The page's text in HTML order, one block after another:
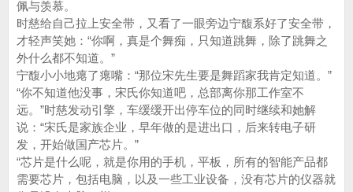
佩与羡慕。
时慈给自己拉上安全带，又看了一眼旁边宁馥系好了安全带，
才轻声笑她：“你啊，真是个舞痴，只知道跳舞，除了跳舞之
外什么都不知道。”
宁馥小小地瘪了瘪嘴：“那位宋先生要是舞蹈家我肯定知道。”
“你不知道他没事，宋氏你知道吧，总部离你那工作室不
远。”时慈发动引擎，车缓缓开出停车位的同时继续和她解
说：“宋氏是家族企业，早年做的是进出口，后来转电子研
发，开始做国产芯片。”
“芯片是什么呢，就是你用的手机，平板，所有的智能产品都
需要芯片，包括电脑，以及一些工业设备，没有芯片的仪器就